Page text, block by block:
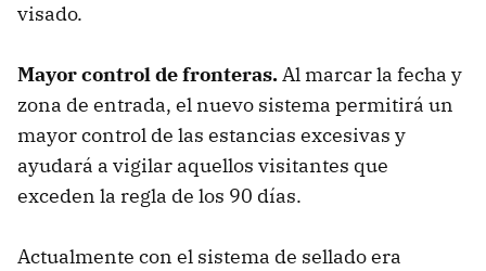
visado.
Mayor control de fronteras.Al marcar la fecha y
zona de entrada, el nuevo sistema permitirá un
mayor control de las estancias excesivas y
ayudará a vigilar aquellos visitantes que
exceden la regla de los 90 días.
Actualmente con el sistema de sellado era